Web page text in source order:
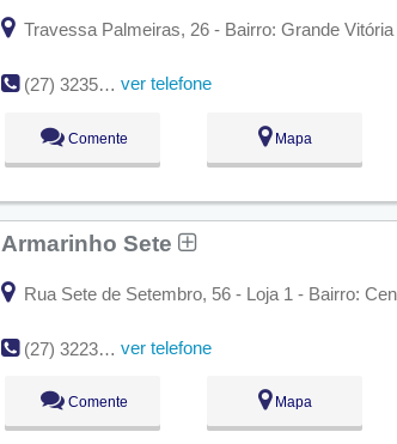
Travessa Palmeiras, 26 - Bairro: Grande
(27) 3235-2781 ver telefone
Comente Mapa
Armarinho Sete
Rua Sete de Setembro, 56 - Loja 1 - Bairro:
(27) 3223-2528 ver telefone
Comente Mapa